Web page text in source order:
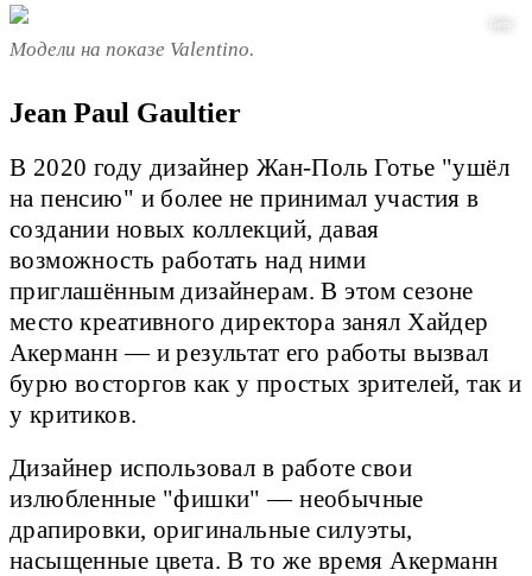
Модели на показе Valentino.
Jean Paul Gaultier
В 2020 году дизайнер Жан-Поль Готье "ушёл
на пенсию" и более не принимал участия в
создании новых коллекций, давая
возможность работать над ними
приглашённым дизайнерам. В этом сезоне
место креативного директора занял Хайдер
Акерманн — и результат его работы вызвал
бурю восторгов как у простых зрителей, так и
у критиков.
Дизайнер использовал в работе свои
излюбленные "фишки" — необычные
драпировки, оригинальные силуэты,
насыщенные цвета. В то же время Акерманн